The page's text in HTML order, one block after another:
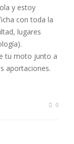
y estoy
con toda la
lugares
tu moto junto a
aportaciones.
0